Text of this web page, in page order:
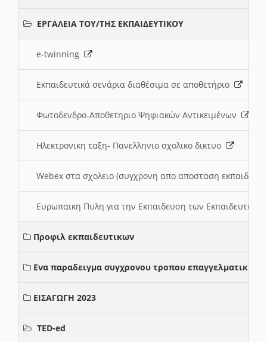
ΕΡΓΑΛΕΙΑ ΤΟΥ/ΤΗΣ ΕΚΠΑΙΔΕΥΤΙΚΟΥ
e-twinning
Εκπαιδευτικά σενάρια διαθέσιμα σε αποθετήριο
Φωτοδενδρο-Αποθετηριο Ψηφιακών Αντικειμένων
Ηλεκτρονικη ταξη- Πανελληνιο σχολικο δικτυο
Webex στα σχολειο (συγχρονη απο αποσταση
Ευρωπαικη Πυλη για την Εκπαιδευση των
Προφιλ εκπαιδευτικων
Ενα παραδειγμα συγχρονου τροπου επαγγελματικης
ΕΙΣΑΓΩΓΗ 2023
TED-ed